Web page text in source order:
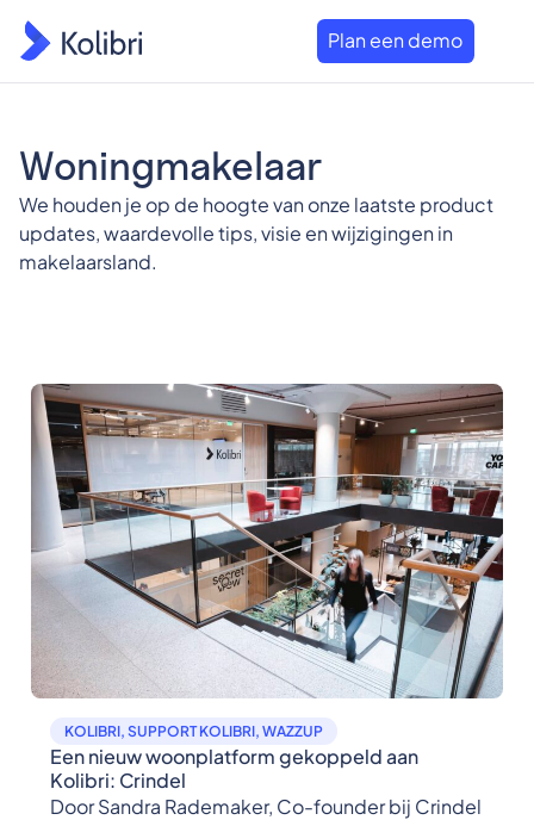
Plan een demo
Woningmakelaar
We houden je op de hoogte van onze laatste product
updates, waardevolle tips, visie en wijzigingen in
makelaarsland.
KOLIBRI, SUPPORT KOLIBRI, WAZZUP
Een nieuw woonplatform gekoppeld aan
Kolibri: Crindel
Door Sandra Rademaker, Co-founder bij Crindel